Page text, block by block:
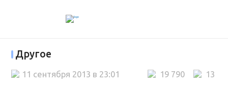
Другое
13
19 790
11 сентября 2013 в 23:01